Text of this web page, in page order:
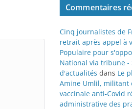
Commentaires
Cinq journalistes de
retrait après appel à
Populaire pour
National via tribune -
d'actualités dans Le
Amine Umlil, militant
vaccinale anti-Covid
administrative des